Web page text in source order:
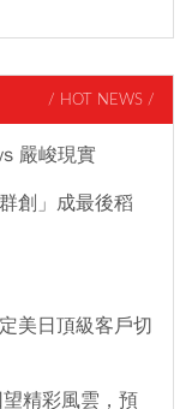
/ HOT NEWS /
嚴峻現實
創」成最後稻
美日頂級客戶切
精彩風雲，預